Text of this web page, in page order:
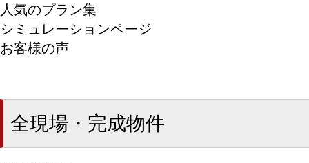
人気のプラン集
シミュレーションページ
お客様の声
全現場・完成物件